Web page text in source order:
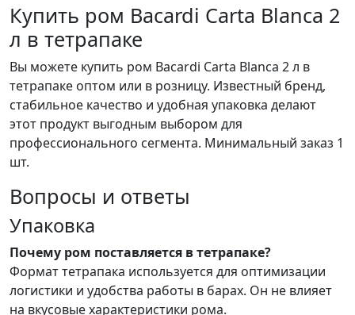
Купить ром Bacardi Carta Blanca 2
л в тетрапаке
Вы можете купить ром Bacardi Carta Blanca 2 л в
тетрапаке оптом или в розницу. Известный бренд,
стабильное качество и удобная упаковка делают
этот продукт выгодным выбором для
профессионального сегмента. Минимальный заказ 1
шт.
Вопросы и ответы
Упаковка
Почему ром поставляется в тетрапаке?
Формат тетрапака используется для оптимизации
логистики и удобства работы в барах. Он не влияет
на вкусовые характеристики рома.